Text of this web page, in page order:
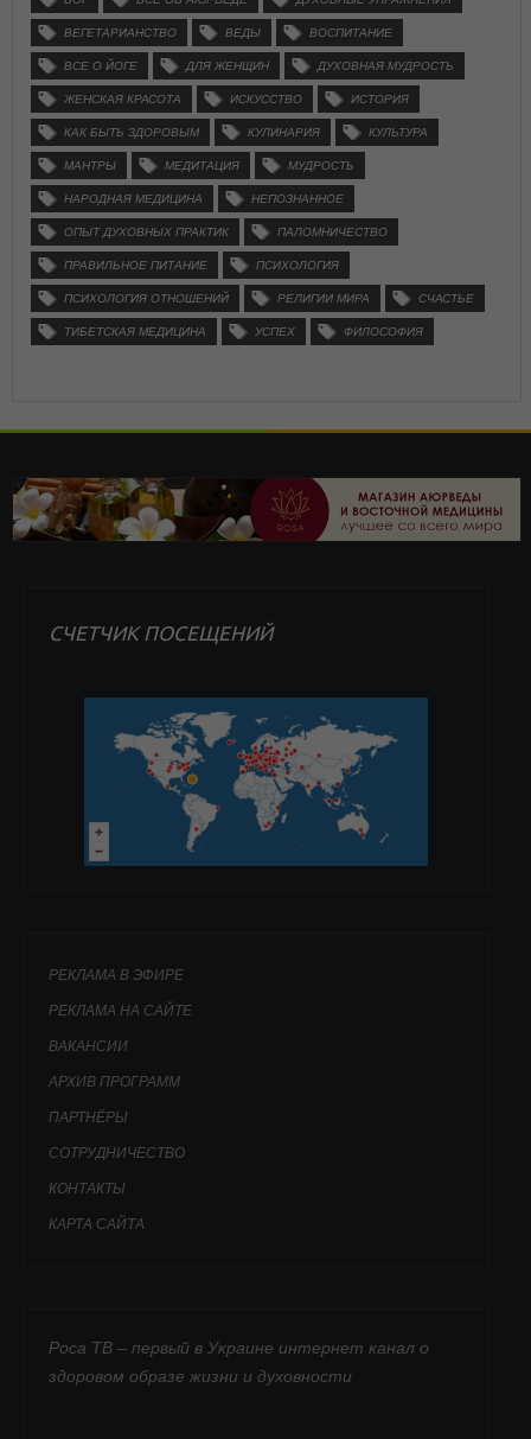
ВЕГЕТАРИАНСТВО ВЕДЫ ВОСПИТАНИЕ
ВСЕ О ЙОГЕ ДЛЯ ЖЕНЩИН ДУХОВНАЯ МУДРОСТЬ
ЖЕНСКАЯ КРАСОТА ИСКУССТВО ИСТОРИЯ
КАК БЫТЬ ЗДОРОВЫМ КУЛИНАРИЯ КУЛЬТУРА
МАНТРЫ МЕДИТАЦИЯ МУДРОСТЬ
НАРОДНАЯ МЕДИЦИНА НЕПОЗНАННОЕ
ОПЫТ ДУХОВНЫХ ПРАКТИК ПАЛОМНИЧЕСТВО
ПРАВИЛЬНОЕ ПИТАНИЕ ПСИХОЛОГИЯ
ПСИХОЛОГИЯ ОТНОШЕНИЙ РЕЛИГИИ МИРА СЧАСТЬЕ
ТИБЕТСКАЯ МЕДИЦИНА УСПЕХ ФИЛОСОФИЯ
СЧЕТЧИК ПОСЕЩЕНИЙ
РЕКЛАМА В ЭФИРЕ
РЕКЛАМА НА САЙТЕ
ВАКАНСИИ
АРХИВ ПРОГРАММ
ПАРТНЁРЫ
СОТРУДНИЧЕСТВО
КОНТАКТЫ
КАРТА САЙТА
Роса ТВ – первый в Украине интернет канал о
здоровом образе жизни и духовности